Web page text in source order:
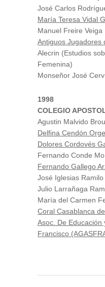
José Carlos
María Teresa Vidal
Manuel Freire Veiga
Antiguos Jugadores
Alecrin (Estudios
Femenina)
Monseñor José
1998
COLEGIO
Agustin Malvido
Delfina Cendón Orge
Dolores Cordovés
Fernando Conde
Fernando Gallego
José Iglesias Ramilo
Julio Larrañaga
María del Carmen
Coral Casablanca
Asoc. De Educación
Francisco